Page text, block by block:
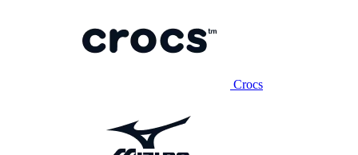
Crocs